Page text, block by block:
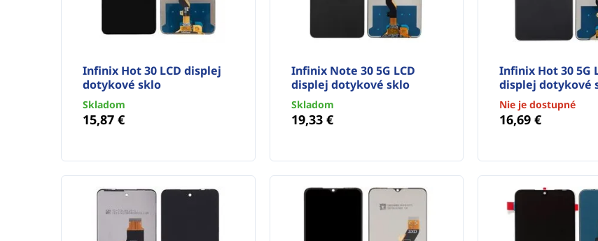
Infinix Hot 30 LCD displej
dotykové sklo
Skladom
15,87 €
Infinix Note 30 5G LCD
displej dotykové sklo
Skladom
19,33 €
Infinix Hot 30 5G
displej dotykové
Nie je dostupné
16,69 €